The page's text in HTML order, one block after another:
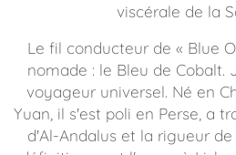
viscérale de la
Le fil conducteur de « Blue
nomade : le Bleu de Cobalt.
voyageur universel. Né en
Yuan, il s'est poli en Perse, a
d'Al-Andalus et la rigueur